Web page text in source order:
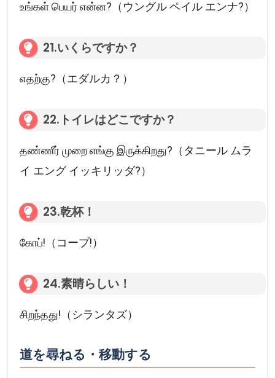
உங்கள் பெயர் என்ன?（ウングル ペイル エンナ?）
21.いくらですか？
எதற்கு?（エダルカ？）
22.トイレはどこですか？
தண்ணீர் முறை எங்கு இருக்கிறது?（タニール ムラ
イ エング イッキリッダ?）
23.乾杯！
கோப்!（コープ!）
24.素晴らしい！
சிறந்தது!（シランタズ）
道を尋ねる・移動する